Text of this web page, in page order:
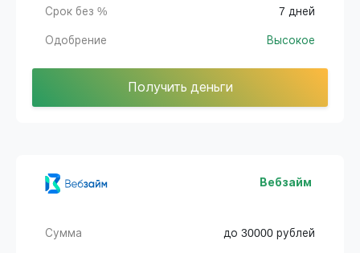
Срок без % 7 дней
Одобрение Высокое
Получить деньги
Вебзайм
Сумма до 30000 рублей